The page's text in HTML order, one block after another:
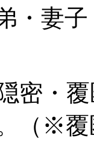
・妻
密・
（※